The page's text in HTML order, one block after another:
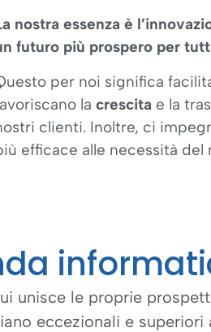
nostra essenza è
futuro più prospero per
per noi significa
la crescita e la
clienti. Inoltre, ci
efficace alle necessità del
unisce le proprie
eccezionali e superiori